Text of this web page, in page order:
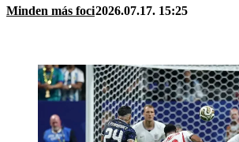
Minden más foci2026.07.17. 15:25